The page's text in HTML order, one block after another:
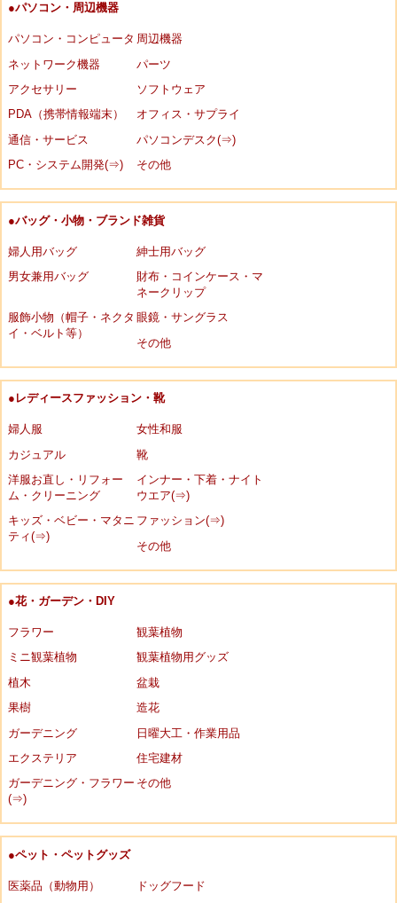
●パソコン・周辺機器
パソコン・コンピュータ 周辺機器
ネットワーク機器
パーツ
アクセサリー
ソフトウェア
PDA（携帯情報端末）
オフィス・サプライ
通信・サービス
パソコンデスク(⇒)
PC・システム開発(⇒)
その他
●バッグ・小物・ブランド雑貨
婦人用バッグ
紳士用バッグ
男女兼用バッグ
財布・コインケース・マ
ネークリップ
服飾小物（帽子・ネクタ
イ・ベルト等）
眼鏡・サングラス
その他
●レディースファッション・靴
婦人服
女性和服
カジュアル
靴
洋服お直し・リフォー
ム・クリーニング
インナー・下着・ナイト
ウエア(⇒)
キッズ・ベビー・マタニ
ティ(⇒)
ファッション(⇒)
その他
●花・ガーデン・DIY
フラワー
観葉植物
ミニ観葉植物
観葉植物用グッズ
植木
盆栽
果樹
造花
ガーデニング
日曜大工・作業用品
エクステリア
住宅建材
ガーデニング・フラワー
(⇒)
その他
●ペット・ペットグッズ
医薬品（動物用）
ドッグフード